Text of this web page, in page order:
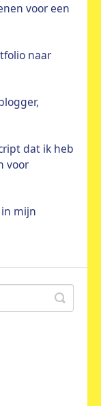
voor een
naar
dat ik heb
voor
mijn